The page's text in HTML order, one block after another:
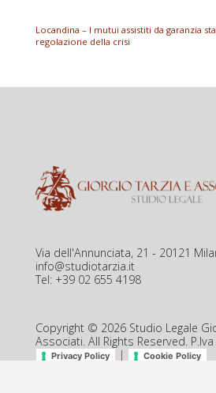
Locandina – I mutui assistiti da garanzia
regolazione della crisi
Via dell'Annunciata, 21 - 20121
info@studiotarzia.it
Tel: +39 02 655 4198
Copyright © 2026 Studio Legale
Associati. All Rights Reserved.
Privacy Policy | Cookie Policy